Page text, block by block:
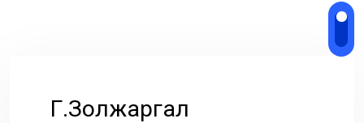
Г.Золжаргал